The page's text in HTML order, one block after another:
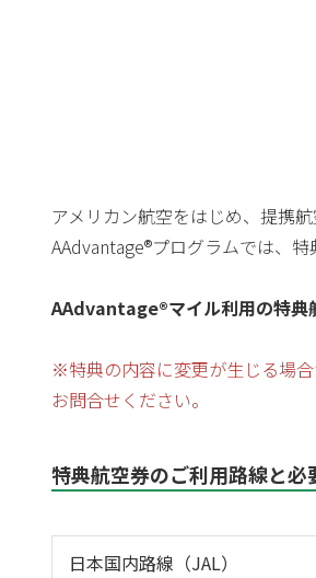
アメリカン航空をはじめ、提携
AAdvantage®プログラムでは、
AAdvantage®マイル利用の特典
※特典の内容に変更が生じる場
お問合せください。
特典航空券のご利用路線と必
日本国内路線（JAL）